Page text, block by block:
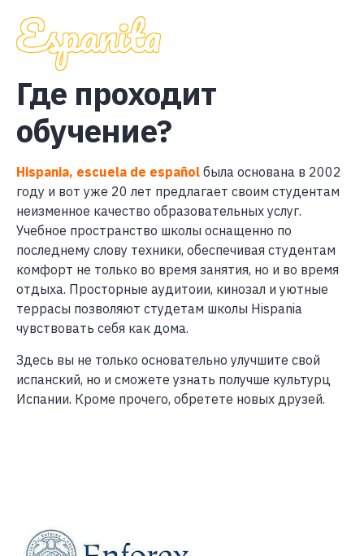
Espanita
Где проходит
обучение?
Hispania, escuela de español была основана в 2002
году и вот уже 20 лет предлагает своим студентам
неизменное качество образовательных услуг.
Учебное пространство школы оснащенно по
последнему слову техники, обеспечивая студентам
комфорт не только во время занятия, но и во время
отдыха. Просторные аудитоии, кинозал и уютные
террасы позволяют студетам школы Hispania
чувствовать себя как дома.
Здесь вы не только основательно улучшите свой
испанский, но и сможете узнать получше культурц
Испании. Кроме прочего, обретете новых друзей.